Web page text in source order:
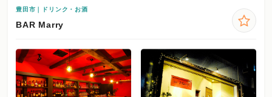
豊田市｜ドリンク・お酒
BAR Marry